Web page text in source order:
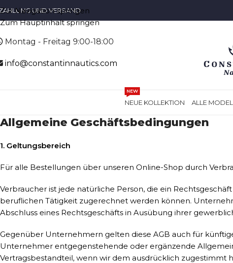
Zur Navigation springen
Zum Hauptinhalt springen
UND VERSAND
Montag - Freitag 9:00-18:00
info@constantinnautics.com
NEUE KOLLEKTION
NEW
ALLE
Allgemeine Geschäftsbedingungen
1. Geltungsbereich
Für alle Bestellungen über unseren Online-Shop durch
Verbraucher ist jede natürliche Person, die ein
beruflichen Tätigkeit zugerechnet werden können.
Abschluss eines Rechtsgeschäfts in Ausübung ihrer
Gegenüber Unternehmern gelten diese AGB auch für
Unternehmer entgegenstehende oder ergänzende
Vertragsbestandteil, wenn wir dem ausdrücklich zugestimmt